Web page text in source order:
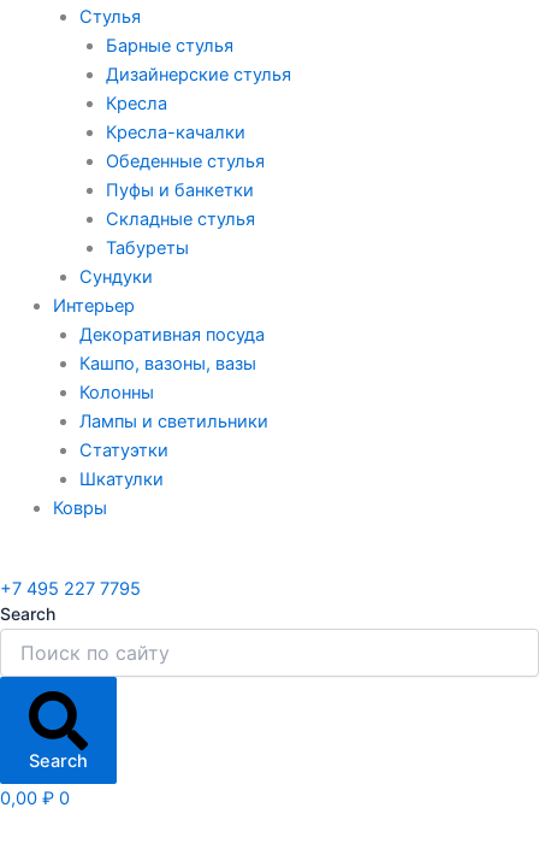
Стулья
Барные стулья
Дизайнерские стулья
Кресла
Кресла-качалки
Обеденные стулья
Пуфы и банкетки
Складные стулья
Табуреты
Сундуки
Интерьер
Декоративная посуда
Кашпо, вазоны, вазы
Колонны
Лампы и светильники
Статуэтки
Шкатулки
Ковры
+7 495 227 7795
Search
Search
0,00 ₽ 0